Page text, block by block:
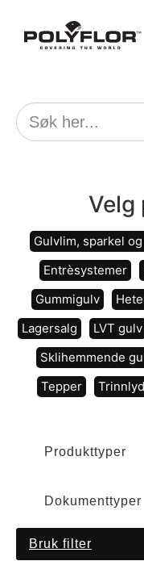
Velg
Gulvlim, sparkel
Entrèsystemer
Gummigulv
Lagersalg
LVT gulv
Sklihemmende
Tepper
Produkttyper
Dokumenttyper